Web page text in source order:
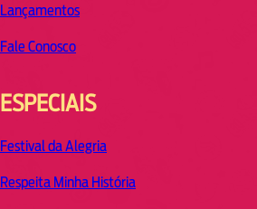
Lançamentos
Fale Conosco
ESPECIAIS
Festival da Alegria
Respeita Minha História